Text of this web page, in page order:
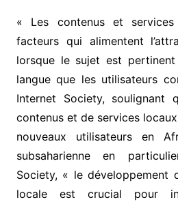
« Les contenus et
facteurs qui alimentent
lorsque le sujet est
langue que les utilisateurs
Internet Society, soulignant
contenus et de services
nouveaux utilisateurs en
subsaharienne en
Society, « le développement
locale est crucial pour